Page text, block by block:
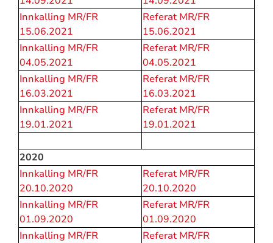
Innkalling MR/FR
15.06.2021
Referat MR/FR
15.06.2021
Innkalling MR/FR
04.05.2021
Referat MR/FR
04.05.2021
Innkalling MR/FR
16.03.2021
Referat MR/FR
16.03.2021
Innkalling MR/FR
19.01.2021
Referat MR/FR
19.01.2021
2020
Innkalling MR/FR
20.10.2020
Referat MR/FR
20.10.2020
Innkalling MR/FR
01.09.2020
Referat MR/FR
01.09.2020
Innkalling MR/FR
Referat MR/FR